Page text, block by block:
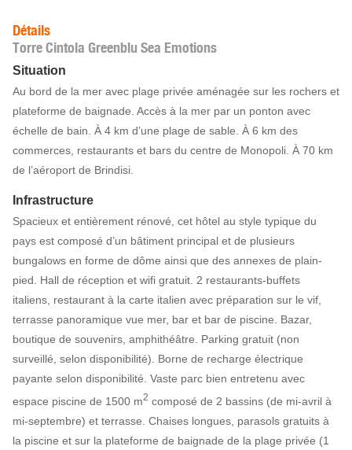
Détails
Torre Cintola Greenblu Sea Emotions
Situation
Au bord de la mer avec plage privée aménagée sur les rochers et
plateforme de baignade. Accès à la mer par un ponton avec
échelle de bain. À 4 km d’une plage de sable. À 6 km des
commerces, restaurants et bars du centre de Monopoli. À 70 km
de l’aéroport de Brindisi.
Infrastructure
Spacieux et entièrement rénové, cet hôtel au style typique du
pays est composé d’un bâtiment principal et de plusieurs
bungalows en forme de dôme ainsi que des annexes de plain-
pied. Hall de réception et wifi gratuit. 2 restaurants-buffets
italiens, restaurant à la carte italien avec préparation sur le vif,
terrasse panoramique vue mer, bar et bar de piscine. Bazar,
boutique de souvenirs, amphithéâtre. Parking gratuit (non
surveillé, selon disponibilité). Borne de recharge électrique
payante selon disponibilité. Vaste parc bien entretenu avec
espace piscine de 1500 m2 composé de 2 bassins (de mi-avril à
mi-septembre) et terrasse. Chaises longues, parasols gratuits à
la piscine et sur la plateforme de baignade de la plage privée (1